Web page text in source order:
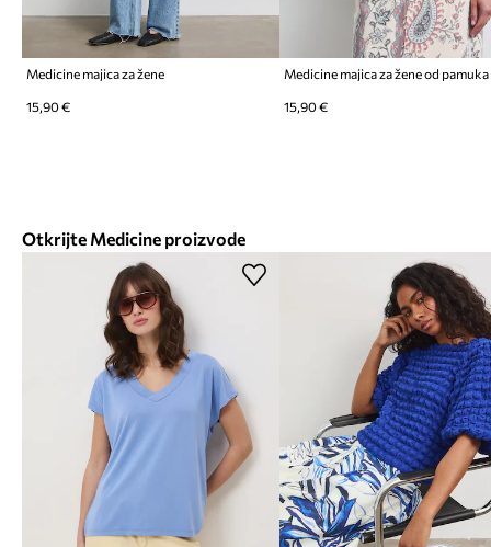
Medicine majica za žene
15,90 €
Medicine majica za žene od pamuka
15,90 €
Otkrijte Medicine proizvode